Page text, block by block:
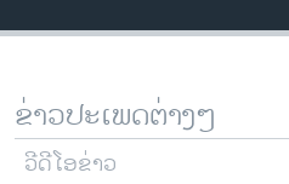
ລາຍການກະຈາຍສຽງ
ລາຍງານ
ຕິດຕາມພວກເຮົາ ທີ່
ຂ່າວປະເພດຕ່າງໆ
ວີດີໂອຂ່າວ